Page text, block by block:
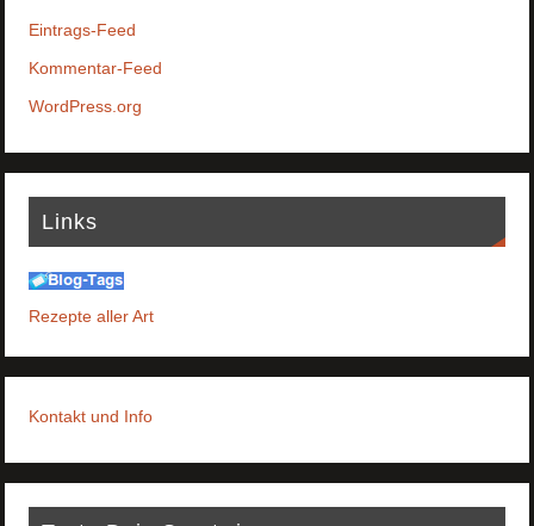
Eintrags-Feed
Kommentar-Feed
WordPress.org
Links
Rezepte aller Art
Kontakt und Info